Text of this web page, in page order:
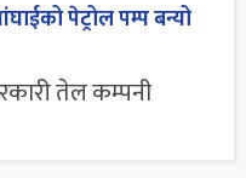
पेट्रोल पम्प बन्यो
तेल कम्पनी